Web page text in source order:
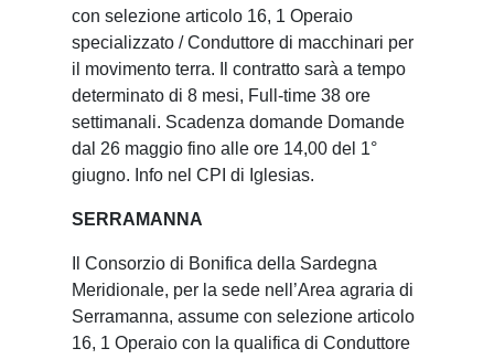
con selezione articolo 16, 1 Operaio
specializzato / Conduttore di macchinari per
il movimento terra. Il contratto sarà a tempo
determinato di 8 mesi, Full-time 38 ore
settimanali. Scadenza domande Domande
dal 26 maggio fino alle ore 14,00 del 1°
giugno. Info nel CPI di Iglesias.
SERRAMANNA
Il Consorzio di Bonifica della Sardegna
Meridionale, per la sede nell’Area agraria di
Serramanna, assume con selezione articolo
16, 1 Operaio con la qualifica di Conduttore